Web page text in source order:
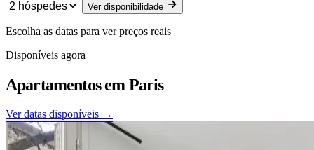
Ver disponibilidade
Escolha as datas para ver preços reais
Disponíveis agora
Apartamentos em Paris
Ver datas disponíveis →